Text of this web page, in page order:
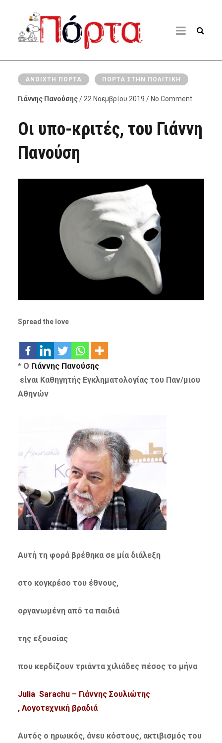
ΑΝΟΙΧΤΉ ΠΌΡΤΑ ΠΌΡΤΑ ΣΤΗΝ ΠΟΛΙΤΙΚΉ
Γιάννης Πανούσης/ 22 Νοεμβρίου 2019 / No Comment
Oι υπο-κριτές, του Γιάννη
Πανούση
Spread the love
* Ο Γιάννης Πανούσης
είναι Καθηγητής Εγκληματολογίας του Παν/μιου
Αθηνών
Αυτή τη φορά βρέθηκα σε μία διάλεξη
στο κογκρέσο του έθνους,
οργανωμένη από τα παιδιά
της εξουσίας
που κερδίζουν τριάντα χιλιάδες πέσος το μήνα
Julia Sarachu – Γιάννης Σουλιώτης
, Λογοτεχνική βραδιά
Αυτός ο ηρωικός, άνευ κόστους, ακτιβισμός του